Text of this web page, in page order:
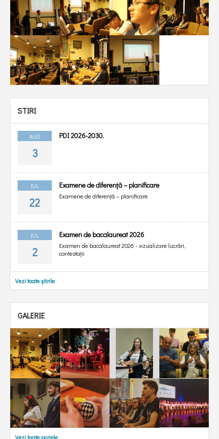
STIRI
AUG
3
PDI 2026-2030.
IUL
22
Examene de diferență – planificare
Examene de diferență – planificare
IUL
2
Examen de bacalaureat 2026
Examen de bacalaureat 2026 - vizualizare lucrări,
contestații
Vezi toate știrile
GALERIE
Vezi toate pozele